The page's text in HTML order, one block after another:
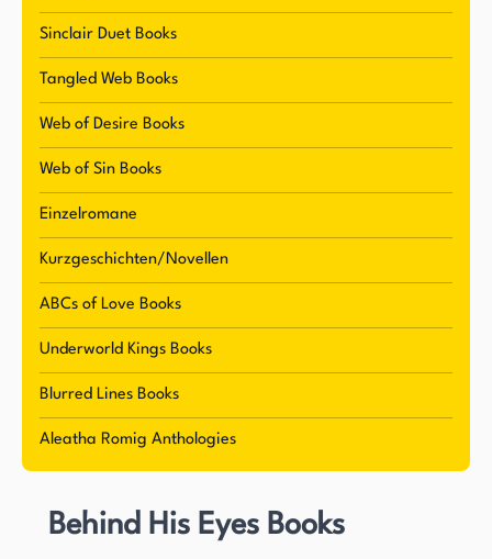
vertreten. Neben dem Schreiben genießt Romig
Sie reist auch gerne, besonders gerne an Orte
mit Stränden, wie zum Beispiel als sie Sydney
University of Wollongong studiert.
Sinclair Duet Books
Tangled Web Books
Web of Desire Books
Web of Sin Books
Einzelromane
Kurzgeschichten/Novellen
ABCs of Love Books
Underworld Kings Books
Blurred Lines Books
Aleatha Romig Anthologies
Behind His Eyes Books